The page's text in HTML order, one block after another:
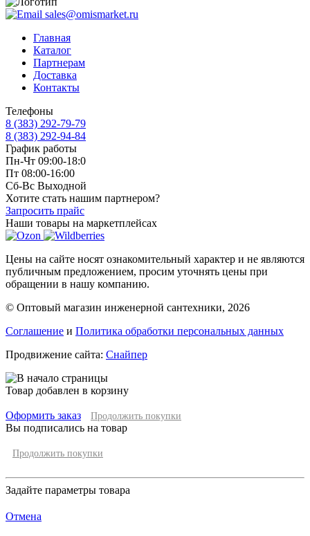
sales@omismarket.ru
Главная
Каталог
Партнерам
Доставка
Контакты
Телефоны
8 (383) 292-79-79
8 (383) 292-94-84
График работы
Пн-Чт 09:00-18:0
Пт 08:00-16:00
Сб-Вс Выходной
Хотите стать нашим партнером?
Запросить прайс
Наши товары на маркетплейсах
Цены на сайте носят ознакомительный характер и не являются
публичным предложением, просим уточнять цены при
обращении в нашу компанию.
© Оптовый магазин инженерной сантехники, 2026
Соглашение и Политика обработки персональных данных
Продвижение сайта: Снайпер
Товар добавлен в корзину
Оформить заказ Продолжить покупки
Вы подписались на товар
Продолжить покупки
Задайте параметры товара
Отмена